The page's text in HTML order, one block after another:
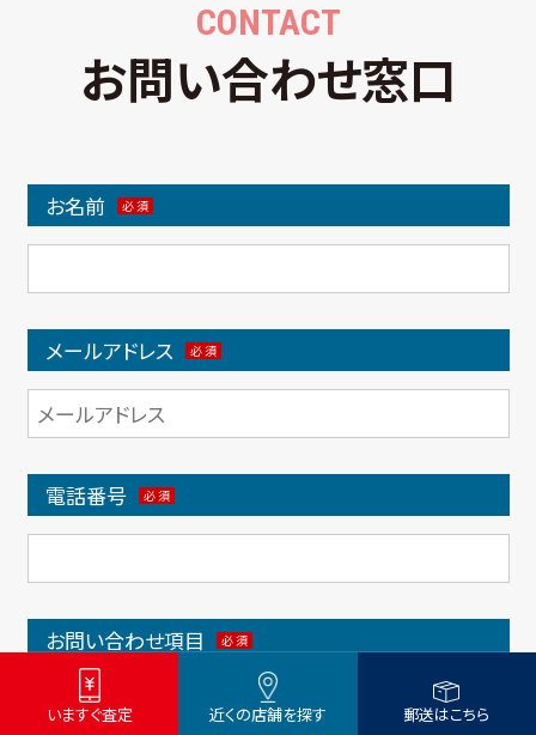
いますぐ査定 近くの店舗を探す 郵送はこちら
CONTACT
お問い合わせ窓口
お名前
メールアドレス
電話番号
お問い合わせ項⽬
買取⾒積もり依頼